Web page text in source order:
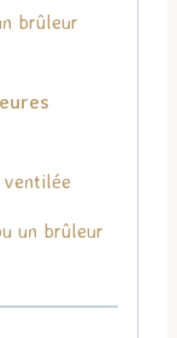
brûleur
un brûleur